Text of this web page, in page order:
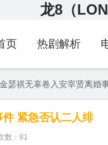
龙8（
页 热剧解析
金瑟祺无辜卷入安宰贤离婚
紧急否认二人绯
数： 81